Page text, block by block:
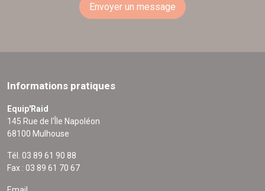
Envoyer un message
Informations pratiques
Equip'Raid
145 Rue de l'Île Napoléon
68100 Mulhouse
Tél. 03 89 61 90 88
Fax : 03 89 61 70 67